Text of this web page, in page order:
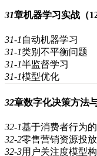
31章机器学习实战（
31-1 自动机器学习
31-1类别不平衡问题
31-1半监督学习
31-1模型优化
32章数字化决策方法
32-1基于消费者行为
32-2零售营销资源投
32-3用户关注度模型